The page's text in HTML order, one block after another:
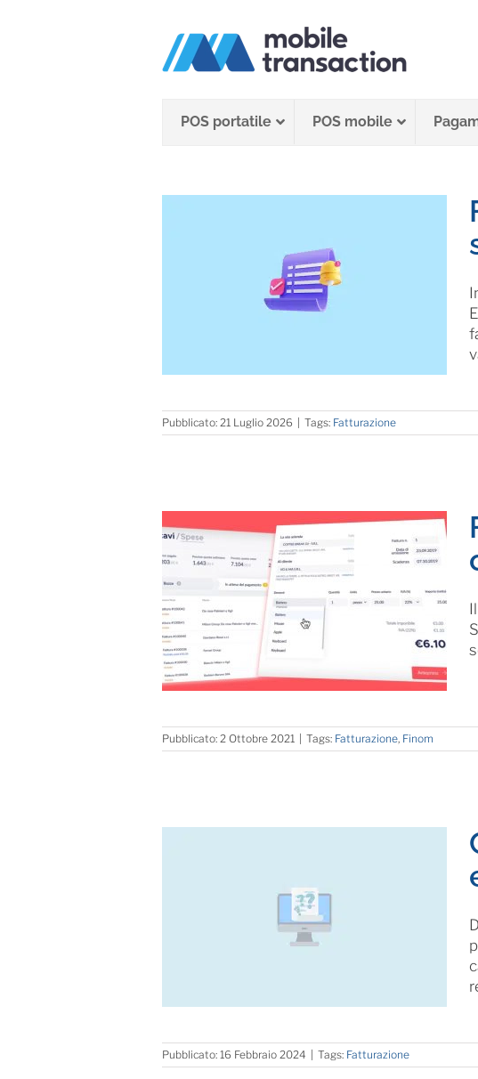
POS portatile POS mobile
Pubblicato: 21 Luglio 2026 Tags: Fatturazione
Pubblicato: 2 Ottobre 2021 Tags: Fatturazione, Finom
Pubblicato: 16 Febbraio 2024 Tags: Fatturazione